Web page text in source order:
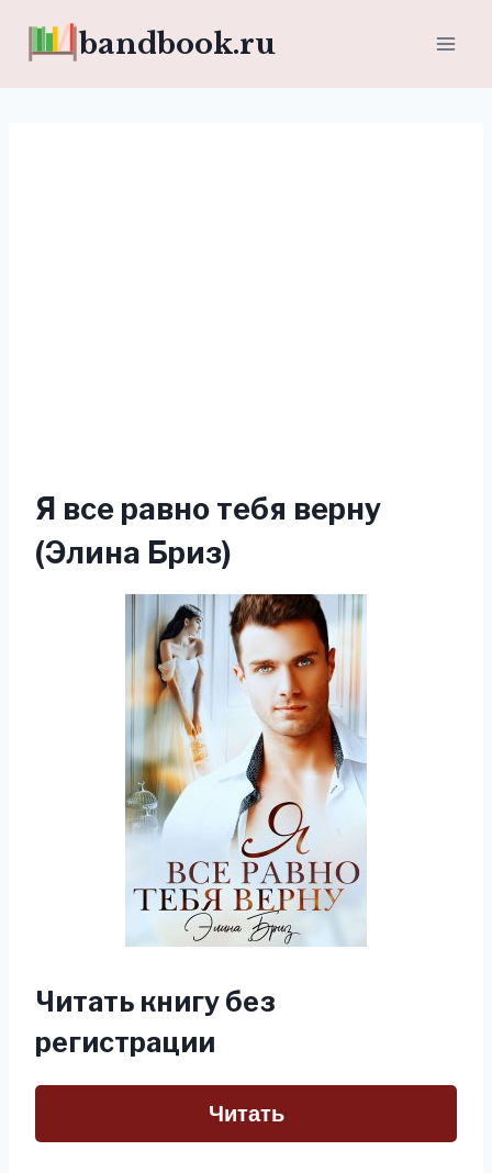
bandbook.ru
Я все равно тебя верну
(Элина Бриз)
Читать книгу без
регистрации
Читать